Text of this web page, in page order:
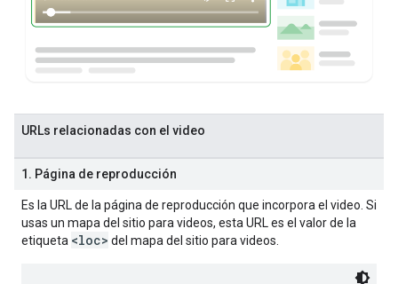
URLs relacionadas con el video
1. Página de reproducción
Es la URL de la página de reproducción que incorpora el video. Si
usas un mapa del sitio para videos, esta URL es el valor de la
etiqueta <loc> del mapa del sitio para videos.